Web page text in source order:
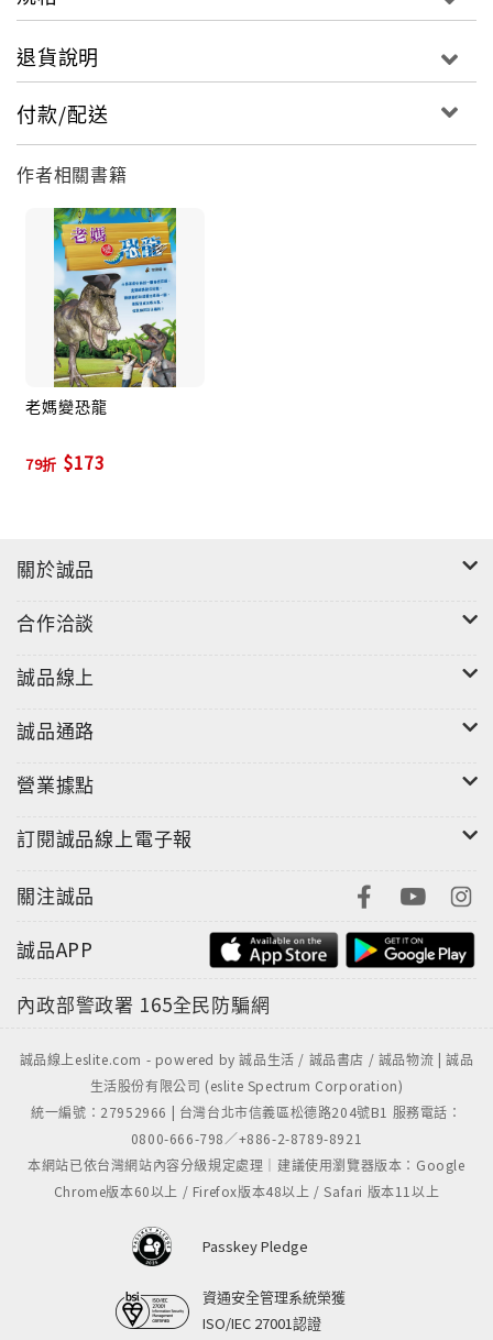
退貨說明
付款/配送
作者相關書籍
老媽變恐龍
79折 $173
關於誠品
合作洽談
誠品線上
誠品通路
營業據點
訂閱誠品線上電子報
關注誠品
誠品APP
內政部警政署 165全民防騙網
誠品線上eslite.com - powered by 誠品生活 / 誠品書店 / 誠品物流 | 誠品
生活股份有限公司 (eslite Spectrum Corporation)
統一編號：27952966 | 台灣台北市信義區松德路204號B1 服務電話：
0800-666-798／+886-2-8789-8921
本網站已依台灣網站內容分級規定處理｜建議使用瀏覽器版本：Google
Chrome版本60以上 / Firefox版本48以上 / Safari 版本11以上
Passkey Pledge
資通安全管理系統榮獲
ISO/IEC 27001認證